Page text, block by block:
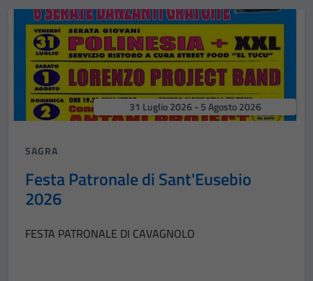
31 Luglio 2026 - 5 Agosto 2026
SAGRA
Festa Patronale di Sant'Eusebio
2026
FESTA PATRONALE DI CAVAGNOLO